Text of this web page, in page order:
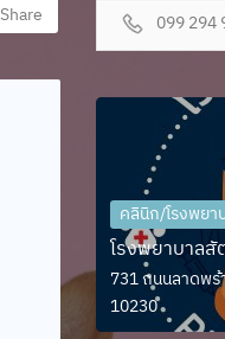
Share 099 294
คลินิก/โรงพย
โรงพยาบาล
731 ถนนลาดพ
10230